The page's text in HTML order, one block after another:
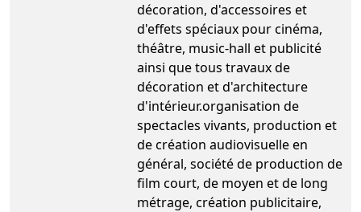
décoration, d'accessoires et
d'effets spéciaux pour cinéma,
théâtre, music-hall et publicité
ainsi que tous travaux de
décoration et d'architecture
d'intérieur.organisation de
spectacles vivants, production et
de création audiovisuelle en
général, société de production de
film court, de moyen et de long
métrage, création publicitaire,